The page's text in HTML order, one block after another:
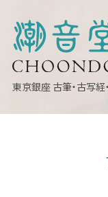
東京銀座 古筆・古写